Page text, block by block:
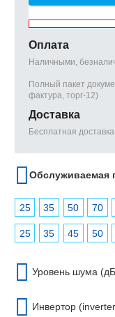
Оплата
Наличными,
Полный пакет
фактура, торг-12)
Доставка
Бесплатная
Обслуживаемая
25 35 50 70
25 35 45 50
Уровень шума
Инвертор